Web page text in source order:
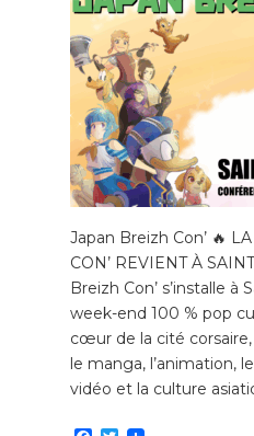
Japan Breizh Con’ 🔥
CON’ REVIENT À
Breizh Con’ s’installe à
week-end 100 % pop
cœur de la cité
le manga, l’animation,
vidéo et la culture